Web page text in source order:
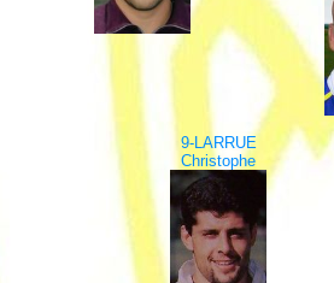
9-LARRUE
Christophe